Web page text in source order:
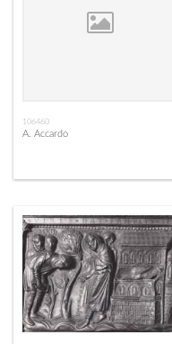
106460
A. Accardo